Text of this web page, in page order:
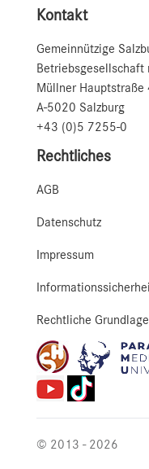
Kontakt
Gemeinnützige
Betriebsgesellschaft
Müllner Hauptstraße
A-5020 Salzburg
+43 (0)5 7255-0
Rechtliches
AGB
Datenschutz
Impressum
Rechtliche
© 2013 - 2026